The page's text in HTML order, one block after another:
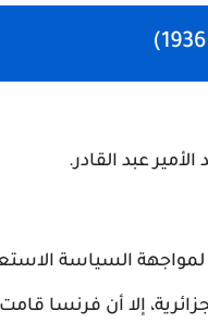
عبد القادر.
السياسة
إلا أن فرنسا